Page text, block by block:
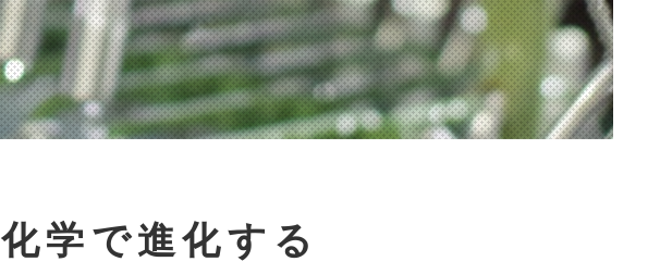
化学で進化する